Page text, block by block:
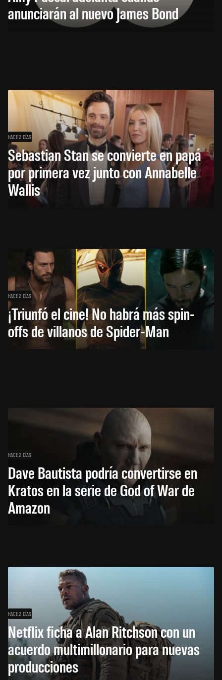
anunciarán al nuevo James Bond
HACE 2 DÍAS
Sebastian Stan se convierte en papá
por primera vez junto con Annabelle
Wallis
HACE 2 DÍAS
¡Triunfó el cine! No habrá más spin-
offs de villanos de Spider-Man
HACE 2 DÍAS
Dave Bautista podría convertirse en
Kratos en la serie de God of War de
Amazon
HACE 2 DÍAS
Netflix ficha a Alan Ritchson con un
acuerdo multimillonario para nuevas
producciones